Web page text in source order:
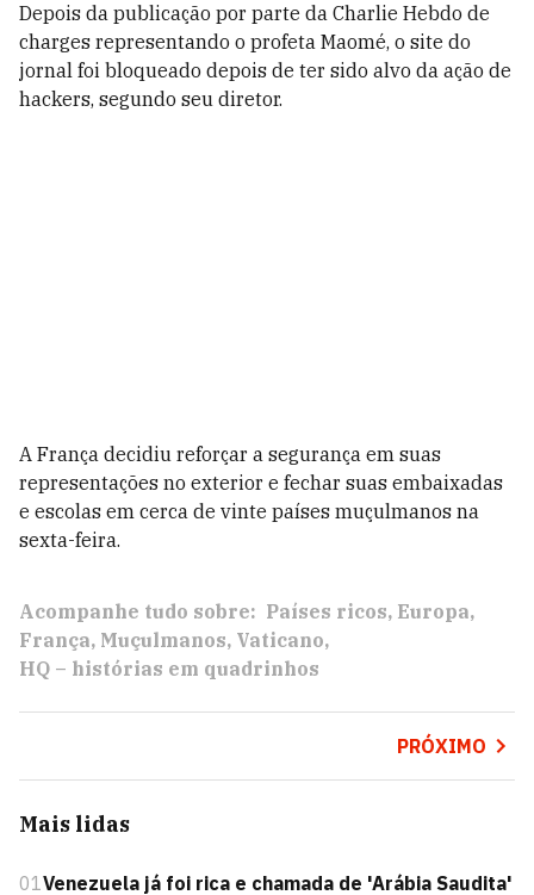
Depois da publicação por parte da Charlie Hebdo de
charges representando o profeta Maomé, o site do
jornal foi bloqueado depois de ter sido alvo da ação de
hackers, segundo seu diretor.
A França decidiu reforçar a segurança em suas
representações no exterior e fechar suas embaixadas
e escolas em cerca de vinte países muçulmanos na
sexta-feira.
Acompanhe tudo sobre: Países ricos Europa
França Muçulmanos Vaticano
HQ – histórias em quadrinhos
PRÓXIMO
Mais lidas
01Venezuela já foi rica e chamada de 'Arábia Saudita'